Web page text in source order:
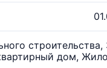
строительства,
дом,